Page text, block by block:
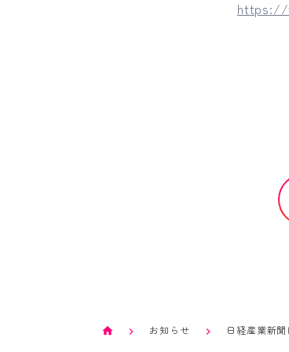
https://
お知らせ 日経産業新